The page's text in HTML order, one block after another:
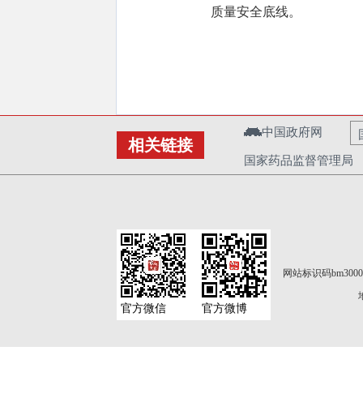
质量安全底线。
相关链接
中国政府网
国家药品监督管理局
网站标识码
官方微信 官方微博